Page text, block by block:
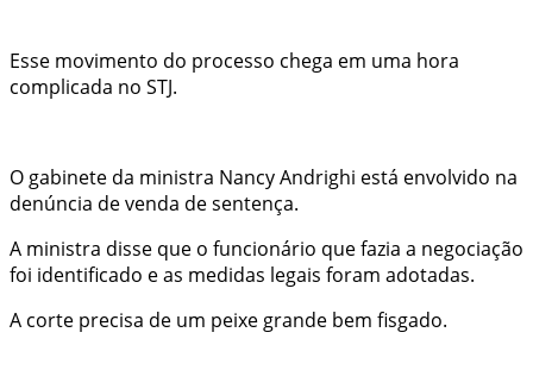
Esse movimento do processo chega em uma hora
complicada no STJ.
O gabinete da ministra Nancy Andrighi está envolvido na
denúncia de venda de sentença.
A ministra disse que o funcionário que fazia a negociação
foi identificado e as medidas legais foram adotadas.
A corte precisa de um peixe grande bem fisgado.